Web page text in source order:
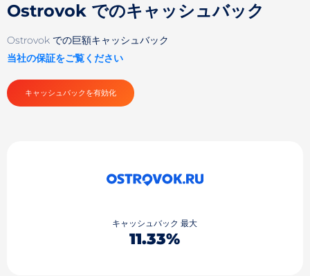
Ostrovok でのキャッシュバック
Ostrovok での巨額キャッシュバック
当社の保証をご覧ください
キャッシュバックを有効化
キャッシュバック 最大
11.33%